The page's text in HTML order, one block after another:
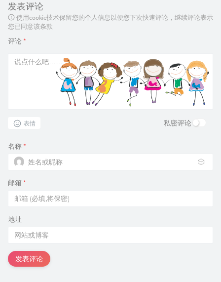
发表评论
使用cookie技术保留您的个人信息以便您下次快速评论，继续评论表示
您已同意该条款
评论 *
表情 私密评论
名称 *
🎲
邮箱 *
地址
发表评论